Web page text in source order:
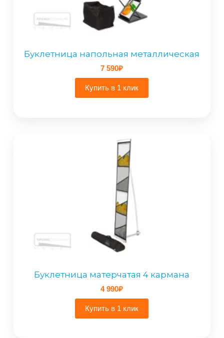
Буклетница напольная металлическая
7 590₽
Купить в 1 клик
Буклетница матерчатая 4 кармана
4 990₽
Купить в 1 клик